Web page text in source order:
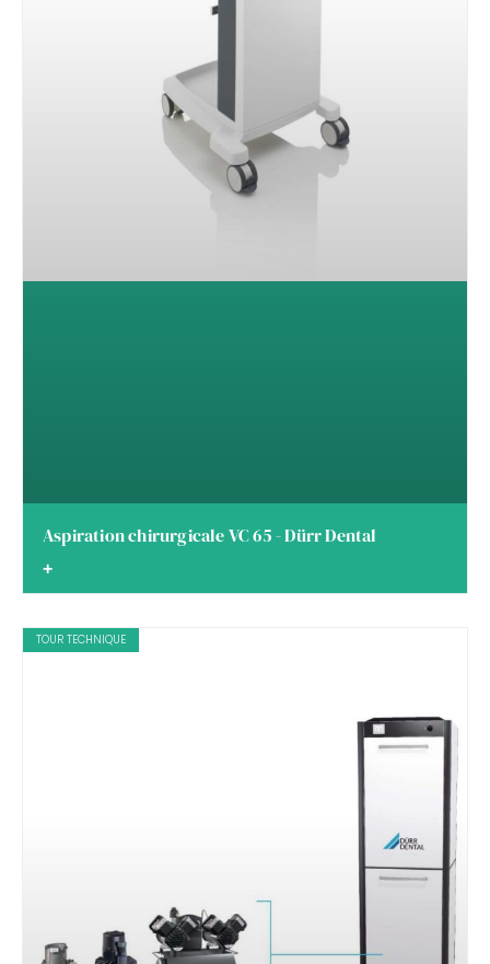
Aspiration chirurgicale VC 65 - Dürr Dental
+
TOUR TECHNIQUE